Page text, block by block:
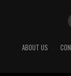
ABOUT US